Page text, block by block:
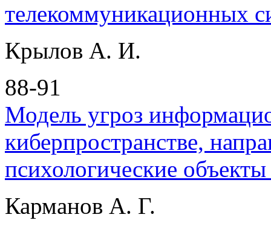
телекоммуникационных
Крылов А. И.
88-91
Модель угроз
киберпространстве,
психологические
Карманов А. Г.